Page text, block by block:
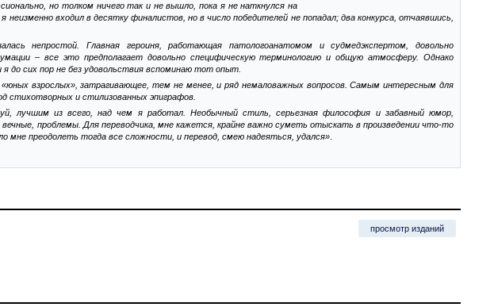
но толком ничего так и не вышло, пока я не наткнулся на
входил в десятку финалистов, но в число победителей не попадал; два конкурса, отчаявшись,
непростой. Главная героиня, работающая патологоанатомом и судмедэкспертом, довольно
– все это предполагает довольно специфическую терминологию и общую атмосферу. Однако
до сих пор не без удовольствия вспоминаю тот опыт.
взрослых», затрагивающее, тем не менее, и ряд немаловажных вопросов. Самым интересным для
стихотворных и стилизованных эпиграфов.
лучшим из всего, над чем я работал. Необычный стиль, серьезная философия и забавный юмор,
проблемы. Для переводчика, мне кажется, крайне важно суметь отыскать в произведении что-то
мне преодолеть тогда все сложности, и перевод, смею надеяться, удался»
просмотр изданий